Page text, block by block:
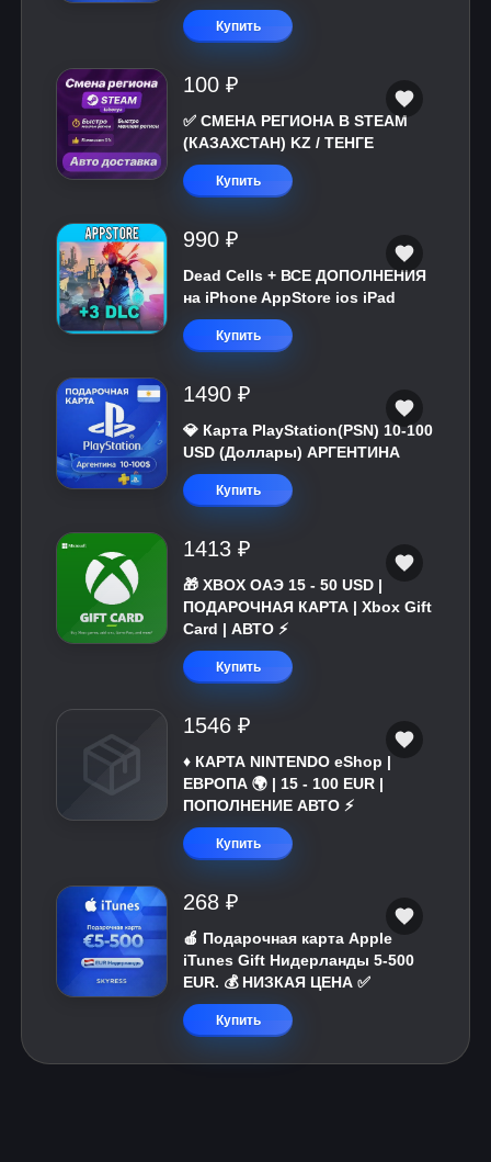
Купить
100 ₽
✅ СМЕНА РЕГИОНА В STEAM
(КАЗАХСТАН) KZ / ТЕНГЕ
Купить
990 ₽
Dead Cells + ВСЕ ДОПОЛНЕНИЯ
на iPhone AppStore ios iPad
Купить
1490 ₽
💎 Карта PlayStation(PSN) 10-100
USD (Доллары) АРГЕНТИНА
Купить
1413 ₽
🎁 XBOX ОАЭ 15 - 50 USD |
ПОДАРОЧНАЯ КАРТА | Xbox Gift
Card | АВТО ⚡
Купить
1546 ₽
♦️ КАРТА NINTENDO eShop |
ЕВРОПА 🌍 | 15 - 100 EUR |
ПОПОЛНЕНИЕ АВТО ⚡
Купить
268 ₽
🍎 Подарочная карта Apple
iTunes Gift Нидерланды 5-500
EUR. 💰 НИЗКАЯ ЦЕНА ✅
Купить